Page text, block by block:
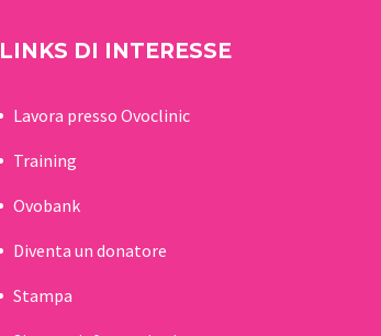
LINKS DI INTERESSE
Lavora presso Ovoclinic
Training
Ovobank
Diventa un donatore
Stampa